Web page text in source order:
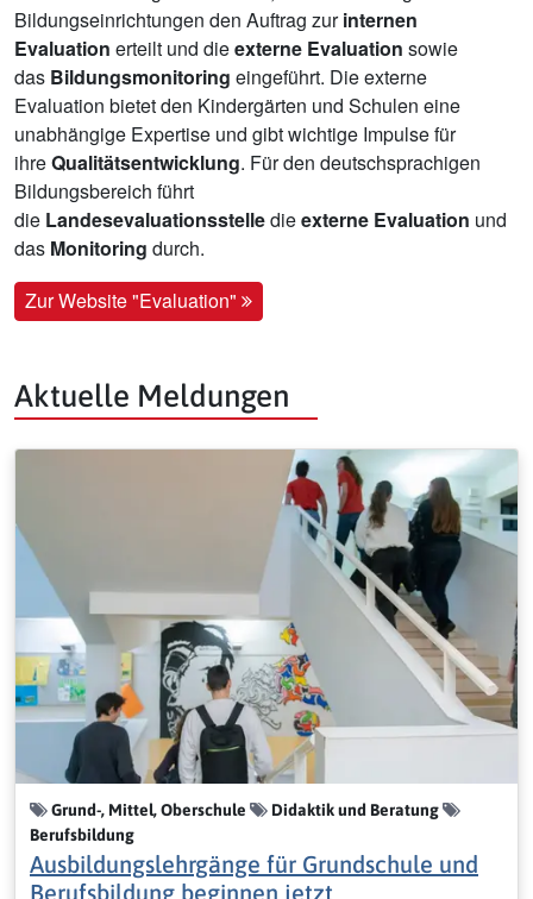
Bildungseinrichtungen den Auftrag zurinternen
Evaluation erteilt und dieexterne Evaluation sowie
das Bildungsmonitoring eingeführt. Die externe
Evaluation bietet den Kindergärten und Schulen eine
unabhängige Expertise und gibt wichtige Impulse für
ihreQualitätsentwicklung. Für den deutschsprachigen
Bildungsbereich führt
die Landesevaluationsstelledieexterne Evaluation und
das Monitoring durch.
Zur Website "Evaluation"
Aktuelle Meldungen
Grund-, Mittel, Oberschule
Didaktik und Beratung
Berufsbildung
Ausbildungslehrgänge für Grundschule und
Berufsbildung beginnen jetzt